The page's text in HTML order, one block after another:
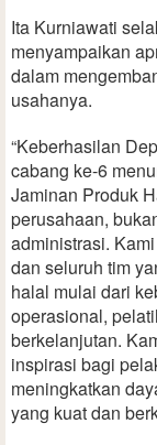
Ita Kurniawati
menyampaikan
dalam
usahanya.
“Keberhasilan
cabang ke-6
Jaminan Produk
perusahaan,
administrasi.
dan seluruh tim
halal mulai dari
operasional,
berkelanjutan.
inspirasi bagi
meningkatkan
yang kuat dan